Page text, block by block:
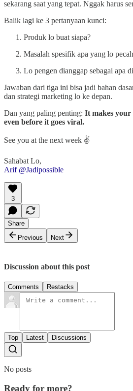
sekarang saat yang tepat. Nggak harus
Balik lagi ke 3 pertanyaan kunci:
Produk lo buat siapa?
Masalah spesifik apa yang lo
Lo pengen dianggap sebagai apa
Jawaban dari tiga ini bisa jadi bahan
dan strategi marketing lo ke depan.
Dan yang paling penting: It makes
even before it goes viral.
See you at the next week ✌️
Sahabat Lo,
Arif @Jadipossible
3
Share
Previous
Next
Discussion about this post
Comments Restacks
Top Latest Discussions
No posts
Ready for more?